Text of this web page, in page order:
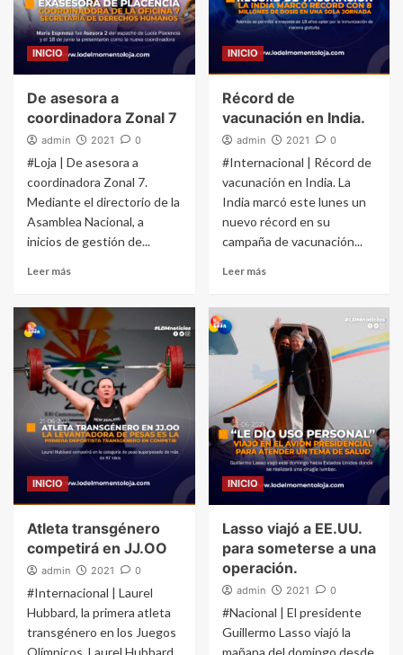
INICIO
De asesora a
coordinadora Zonal 7
admin 2021 0
#Loja | De asesora a
coordinadora Zonal 7.
Mediante el directorio de la
Asamblea Nacional, a
inicios de gestión de...
Leer más
INICIO
Récord de
vacunación en India.
admin 2021 0
#Internacional | Récord de
vacunación en India. La
India marcó este lunes un
nuevo récord en su
campaña de vacunación...
Leer más
INICIO
Atleta transgénero
competirá en JJ.OO
admin 2021 0
#Internacional | Laurel
Hubbard, la primera atleta
transgénero en los Juegos
INICIO
Lasso viajó a EE.UU.
para someterse a una
operación.
admin 2021 0
#Nacional | El presidente
Guillermo Lasso viajó la